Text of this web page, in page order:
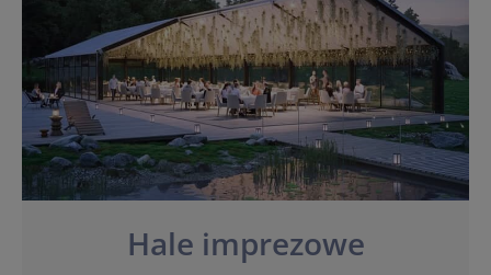
Hale imprezowe